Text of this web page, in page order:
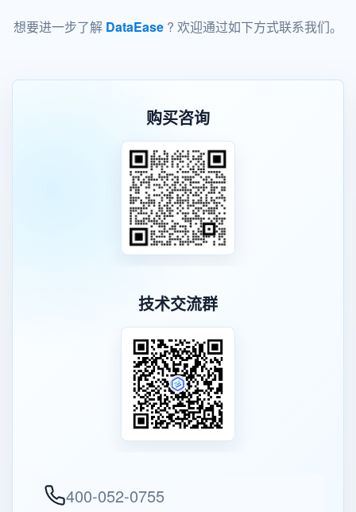
想要进一步了解 DataEase ? 欢迎通过如下方式联系我们。
购买咨询
技术交流群
400-052-0755